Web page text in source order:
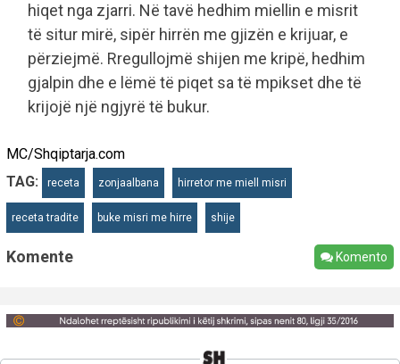
hiqet nga zjarri. Në tavë hedhim miellin e misrit
të situr mirë, sipër hirrën me gjizën e krijuar, e
përziejmë. Rregullojmë shijen me kripë, hedhim
gjalpin dhe e lëmë të piqet sa të mpikset dhe të
krijojë një ngjyrë të bukur.
MC/Shqiptarja.com
TAG:
receta zonjaalbana hirretor me miell misri
receta tradite buke misri me hirre shije
Komente Komento